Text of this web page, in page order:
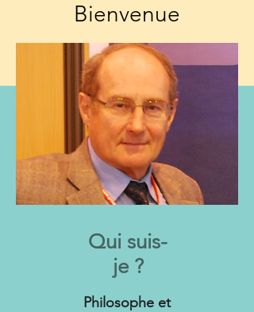
Bienvenue
Qui suis-
je ?
Philosophe et